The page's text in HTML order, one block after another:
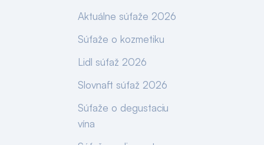
Aktuálne súťaže 2026
Súťaže o kozmetiku
Lidl súťaž 2026
Slovnaft súťaž 2026
Súťaže o degustaciu
vína